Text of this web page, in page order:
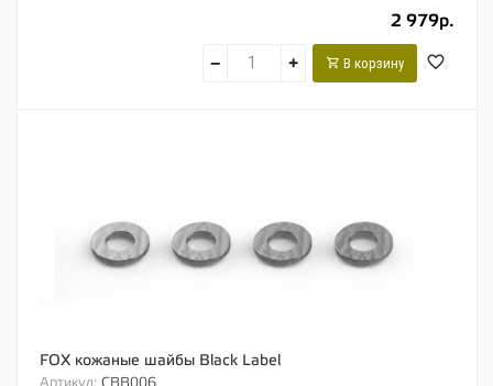
2 979р.
− + В корзину
FOX кожаные шайбы Black Label
Артикул: CBB006